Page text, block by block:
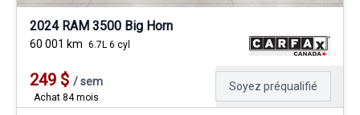
2024 RAM 3500 Big Horn
60 001 km 6.7L 6 cyl
249 $ /sem
Achat 84 mois
Soyez préqualifié